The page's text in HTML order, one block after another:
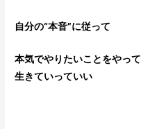
自分の“本音”に従って
本気でやりたいことをやって
生きていっていい